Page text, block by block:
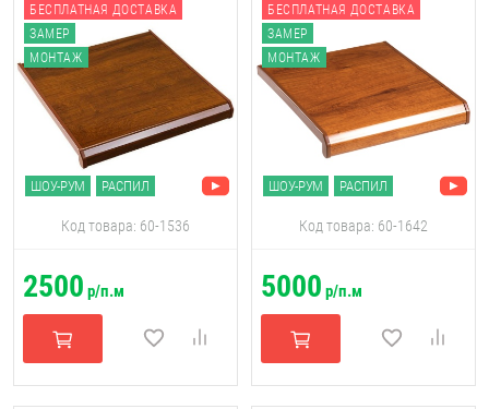
БЕСПЛАТНАЯ ДОСТАВКА
ЗАМЕР
МОНТАЖ
ШОУ-РУМ РАСПИЛ
Код товара: 60-1536
2500 р/п.м
БЕСПЛАТНАЯ ДОСТАВКА
ЗАМЕР
МОНТАЖ
ШОУ-РУМ РАСПИЛ
Код товара: 60-1642
5000 р/п.м